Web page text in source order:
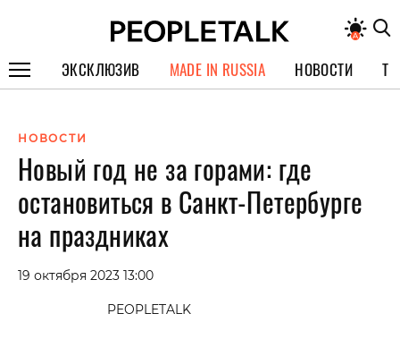
ЭКСКЛЮЗИВ
СПЕЦПРОЕКТЫ
ИНТЕРВЬЮ
ПОКОЛЕНИЕ
MADE IN RUSSIA НОВОСТИ
НОВОСТИ
Новый год не за горами: где
остановиться в Санкт-Петербурге
на праздниках
19 октября 2023 13:00
PEOPLETALK